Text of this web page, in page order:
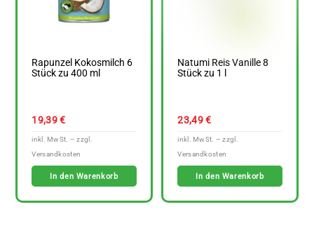
Rapunzel Kokosmilch 6
Stück zu 400 ml
19,39€
In den Warenkorb
Natumi Reis Vanille 8
Stück zu 1 l
23,49€
In den Warenkorb